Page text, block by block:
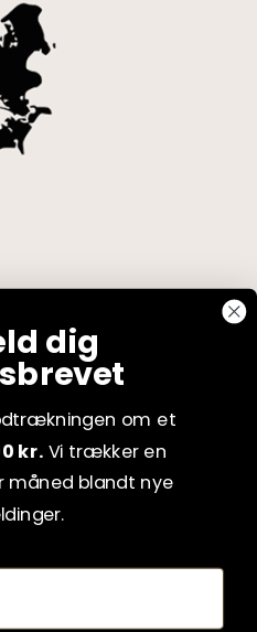
dig
om et
kr. Vi trækker en
måned blandt nye